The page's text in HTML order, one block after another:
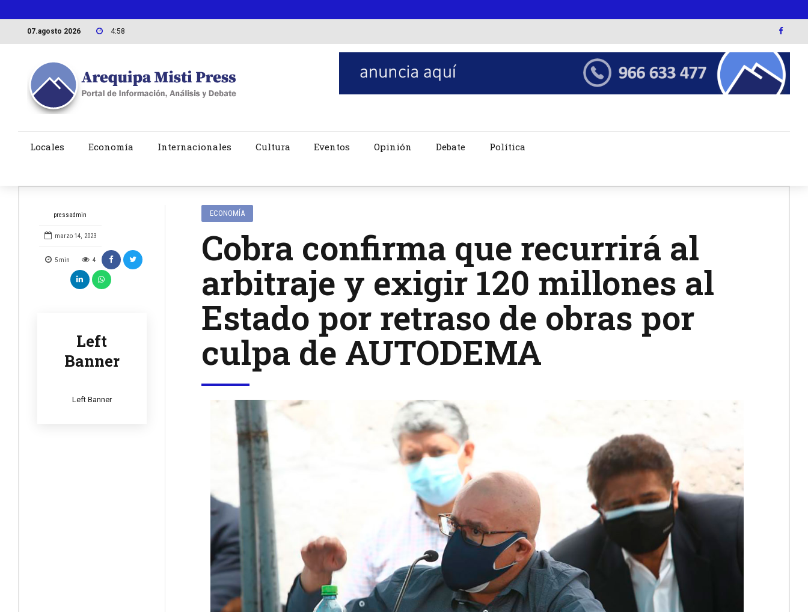
07.agosto 2026 4:58
Locales Economía Internacionales Cultura Eventos Opinión Debate Política
pressadmin
marzo 14, 2023
5 min 4
Left
Banner
Left Banner
ECONOMÍA
Cobra confirma que recurrirá al
arbitraje y exigir 120 millones al
Estado por retraso de obras por
culpa de AUTODEMA